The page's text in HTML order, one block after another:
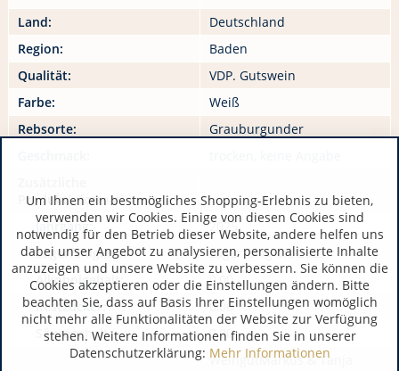
Land:
Deutschland
Region:
Baden
Qualität:
VDP. Gutswein
Farbe:
Weiß
Rebsorte:
Grauburgunder
Produktinformationen:
Jahrgang:
2025
Lagerfähigkeit:
Lagerfähig bis 2025
Alkoholgehalt:
0,00
Restzucker:
0,00
Säuregehalt:
0,00
WeingutMarkus & Tanja
Um Ihnen ein bestmögliches Shopping-Erlebnis zu bieten,
verwenden wir Cookies. Einige von diesen Cookies sind
notwendig für den Betrieb dieser Website, andere helfen uns
dabei unser Angebot zu analysieren, personalisierte Inhalte
anzuzeigen und unsere Website zu verbessern. Sie können die
Cookies akzeptieren oder die Einstellungen ändern. Bitte
beachten Sie, dass auf Basis Ihrer Einstellungen womöglich
nicht mehr alle Funktionalitäten der Website zur Verfügung
stehen. Weitere Informationen finden Sie in unserer
Datenschutzerklärung: Mehr Informationen